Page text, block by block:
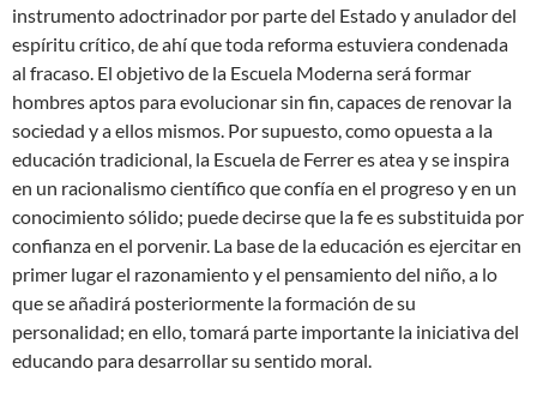
instrumento adoctrinador por parte del Estado y anulador del
espíritu crítico, de ahí que toda reforma estuviera condenada
al fracaso. El objetivo de la Escuela Moderna será formar
hombres aptos para evolucionar sin fin, capaces de renovar la
sociedad y a ellos mismos. Por supuesto, como opuesta a la
educación tradicional, la Escuela de Ferrer es atea y se inspira
en un racionalismo científico que confía en el progreso y en un
conocimiento sólido; puede decirse que la fe es substituida por
confianza en el porvenir. La base de la educación es ejercitar en
primer lugar el razonamiento y el pensamiento del niño, a lo
que se añadirá posteriormente la formación de su
personalidad; en ello, tomará parte importante la iniciativa del
educando para desarrollar su sentido moral.